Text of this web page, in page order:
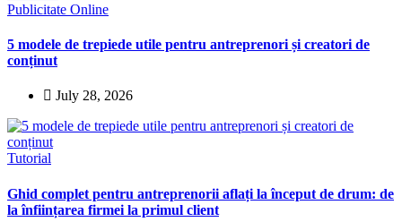
Publicitate Online
5 modele de trepiede utile pentru antreprenori și creatori de
conținut
July 28, 2026
Tutorial
Ghid complet pentru antreprenorii aflați la început de drum: de
la înființarea firmei la primul client